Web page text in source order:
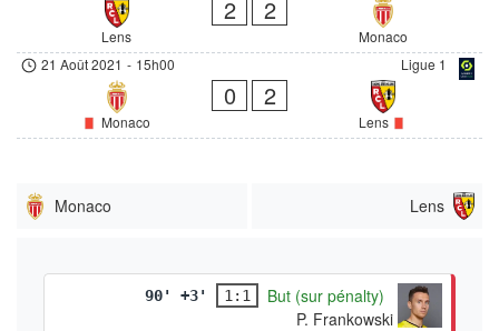
Lens
2 2
Monaco
Ligue 1
21 Août 2021 - 15h00
Monaco
0 2
Lens
Monaco Lens
90' +3' 1:1
But (sur pénalty)
P. Frankowski